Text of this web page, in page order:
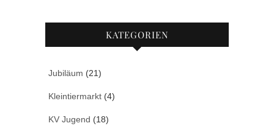
KATEGORIEN
Jubiläum (21)
Kleintiermarkt (4)
KV Jugend (18)